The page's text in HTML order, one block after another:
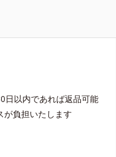
日以内であれば返品可能
負担いたします